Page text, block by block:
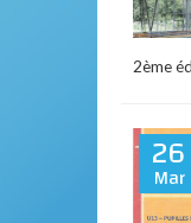
2ème
26
Mar